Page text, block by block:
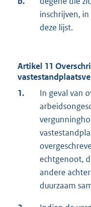
inschrijven,
deze lijst.
Artikel 11
1.
In geval van
echtgenoot,
andere
duurzaam